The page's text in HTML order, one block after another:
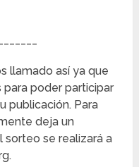
llamado así ya que
para poder participar
publicación. Para
deja un
sorteo se realizará a